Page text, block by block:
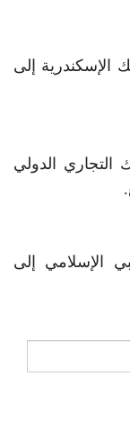
الإسكندرية إلى
الدولي
الإسلامي إلى